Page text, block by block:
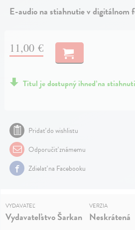
E-audio na stiahnutie v digitálnom
11,00 €
Titul je dostupný ihneď na
Pridať do wishlistu
Odporučiť známemu
Zdielať na Facebooku
VYDAVATEĽ
Vydavateľstvo Šarkan
VERZIA
Neskrátená